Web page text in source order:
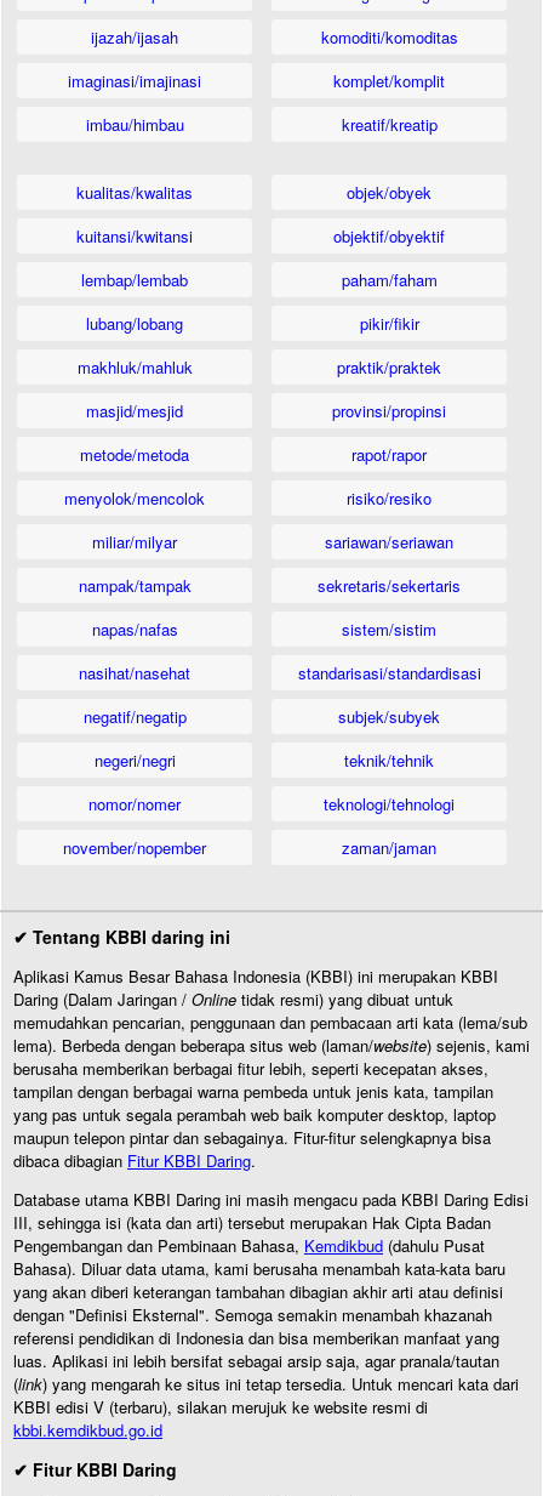
ijazah/ijasah
imaginasi/imajinasi
imbau/himbau
komoditi/komoditas
komplet/komplit
kreatif/kreatip
kualitas/kwalitas
kuitansi/kwitansi
lembap/lembab
lubang/lobang
makhluk/mahluk
masjid/mesjid
metode/metoda
menyolok/mencolok
miliar/milyar
nampak/tampak
napas/nafas
nasihat/nasehat
negatif/negatip
negeri/negri
nomor/nomer
november/nopember
objek/obyek
objektif/obyektif
paham/faham
pikir/fikir
praktik/praktek
provinsi/propinsi
rapot/rapor
risiko/resiko
sariawan/seriawan
sekretaris/sekertaris
sistem/sistim
standarisasi/standardisasi
subjek/subyek
teknik/tehnik
teknologi/tehnologi
zaman/jaman
✔ Tentang KBBI daring ini
Aplikasi Kamus Besar Bahasa Indonesia (KBBI) ini merupakan KBBI
Daring (Dalam Jaringan / Online tidak resmi) yang dibuat untuk
memudahkan pencarian, penggunaan dan pembacaan arti kata (lema/sub
lema). Berbeda dengan beberapa situs web (laman/website) sejenis, kami
berusaha memberikan berbagai fitur lebih, seperti kecepatan akses,
tampilan dengan berbagai warna pembeda untuk jenis kata, tampilan
yang pas untuk segala perambah web baik komputer desktop, laptop
maupun telepon pintar dan sebagainya. Fitur-fitur selengkapnya bisa
dibaca dibagian Fitur KBBI Daring.
Database utama KBBI Daring ini masih mengacu pada KBBI Daring Edisi
III, sehingga isi (kata dan arti) tersebut merupakan Hak Cipta Badan
Pengembangan dan Pembinaan Bahasa, Kemdikbud (dahulu Pusat
Bahasa). Diluar data utama, kami berusaha menambah kata-kata baru
yang akan diberi keterangan tambahan dibagian akhir arti atau definisi
dengan "Definisi Eksternal". Semoga semakin menambah khazanah
referensi pendidikan di Indonesia dan bisa memberikan manfaat yang
luas. Aplikasi ini lebih bersifat sebagai arsip saja, agar pranala/tautan
(link) yang mengarah ke situs ini tetap tersedia. Untuk mencari kata dari
KBBI edisi V (terbaru), silakan merujuk ke website resmi di
kbbi.kemdikbud.go.id
✔ Fitur KBBI Daring